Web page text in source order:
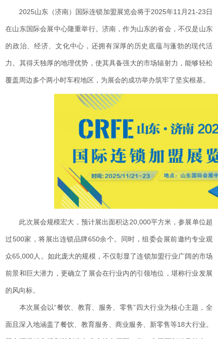
2025山东（济南）国际连锁加盟展览会将于2025年11月21-23日
在山东国际会展中心隆重举行。济南，作为山东的省会，不仅是山东
的政治、经济、文化中心，还拥有深厚的历史底蕴与蓬勃的现代活
力。其得天独厚的地理优势，使其具备强大的市场辐射力，能够轻松
覆盖周边多个两小时车程地区，为展会的成功举办筑牢了坚实根基。
此次展会规模宏大，预计展出面积达20,000平方米，参展单位超
过500家，将展出连锁品牌650余个。同时，组委会展前邀约专业观
众65,000人。如此庞大的规模，不仅彰显了连锁加盟行业广阔的市场
前景和巨大潜力，更确立了展会在行业内的引领地位，堪称行业发展
的风向标。
本次展会以“餐饮、教育、服务、零售”四大行业为核心主题，全
面且深入地涵盖了餐饮、教育服务、商业服务、新零售等18大行业。